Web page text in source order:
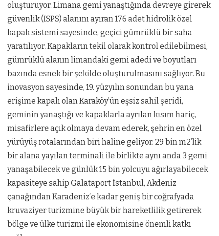
oluşturuyor. Limana gemi yanaştığında devreye girerek
güvenlik (ISPS) alanını ayıran 176 adet hidrolik özel
kapak sistemi sayesinde, geçici gümrüklü bir saha
yaratılıyor. Kapakların tekil olarak kontrol edilebilmesi,
gümrüklü alanın limandaki gemi adedi ve boyutları
bazında esnek bir şekilde oluşturulmasını sağlıyor. Bu
inovasyon sayesinde, 19. yüzyılın sonundan bu yana
erişime kapalı olan Karaköy’ün eşsiz sahil şeridi,
geminin yanaştığı ve kapaklarla ayrılan kısım hariç,
misafirlere açık olmaya devam ederek, şehrin en özel
yürüyüş rotalarından biri haline geliyor. 29 bin m2’lik
bir alana yayılan terminali ile birlikte aynı anda 3 gemi
yanaşabilecek ve günlük 15 bin yolcuyu ağırlayabilecek
kapasiteye sahip Galataport İstanbul, Akdeniz
çanağından Karadeniz’e kadar geniş bir coğrafyada
kruvaziyer turizmine büyük bir hareketlilik getirerek
bölge ve ülke turizmi ile ekonomisine önemli katkı